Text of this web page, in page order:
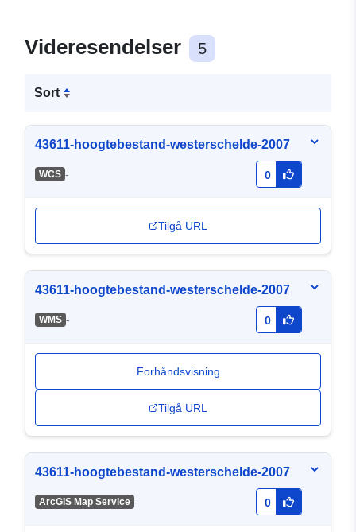
Videresendelser 5
Sort
43611-hoogtebestand-westerschelde-2007
WCS - 0
Tilgå URL
43611-hoogtebestand-westerschelde-2007
WMS - 0
Forhåndsvisning
Tilgå URL
43611-hoogtebestand-westerschelde-2007
ArcGIS Map Service - 0